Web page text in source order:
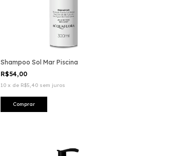
Shampoo Sol Mar Piscina
R$54,00
10 x de R$5,40 sem juros